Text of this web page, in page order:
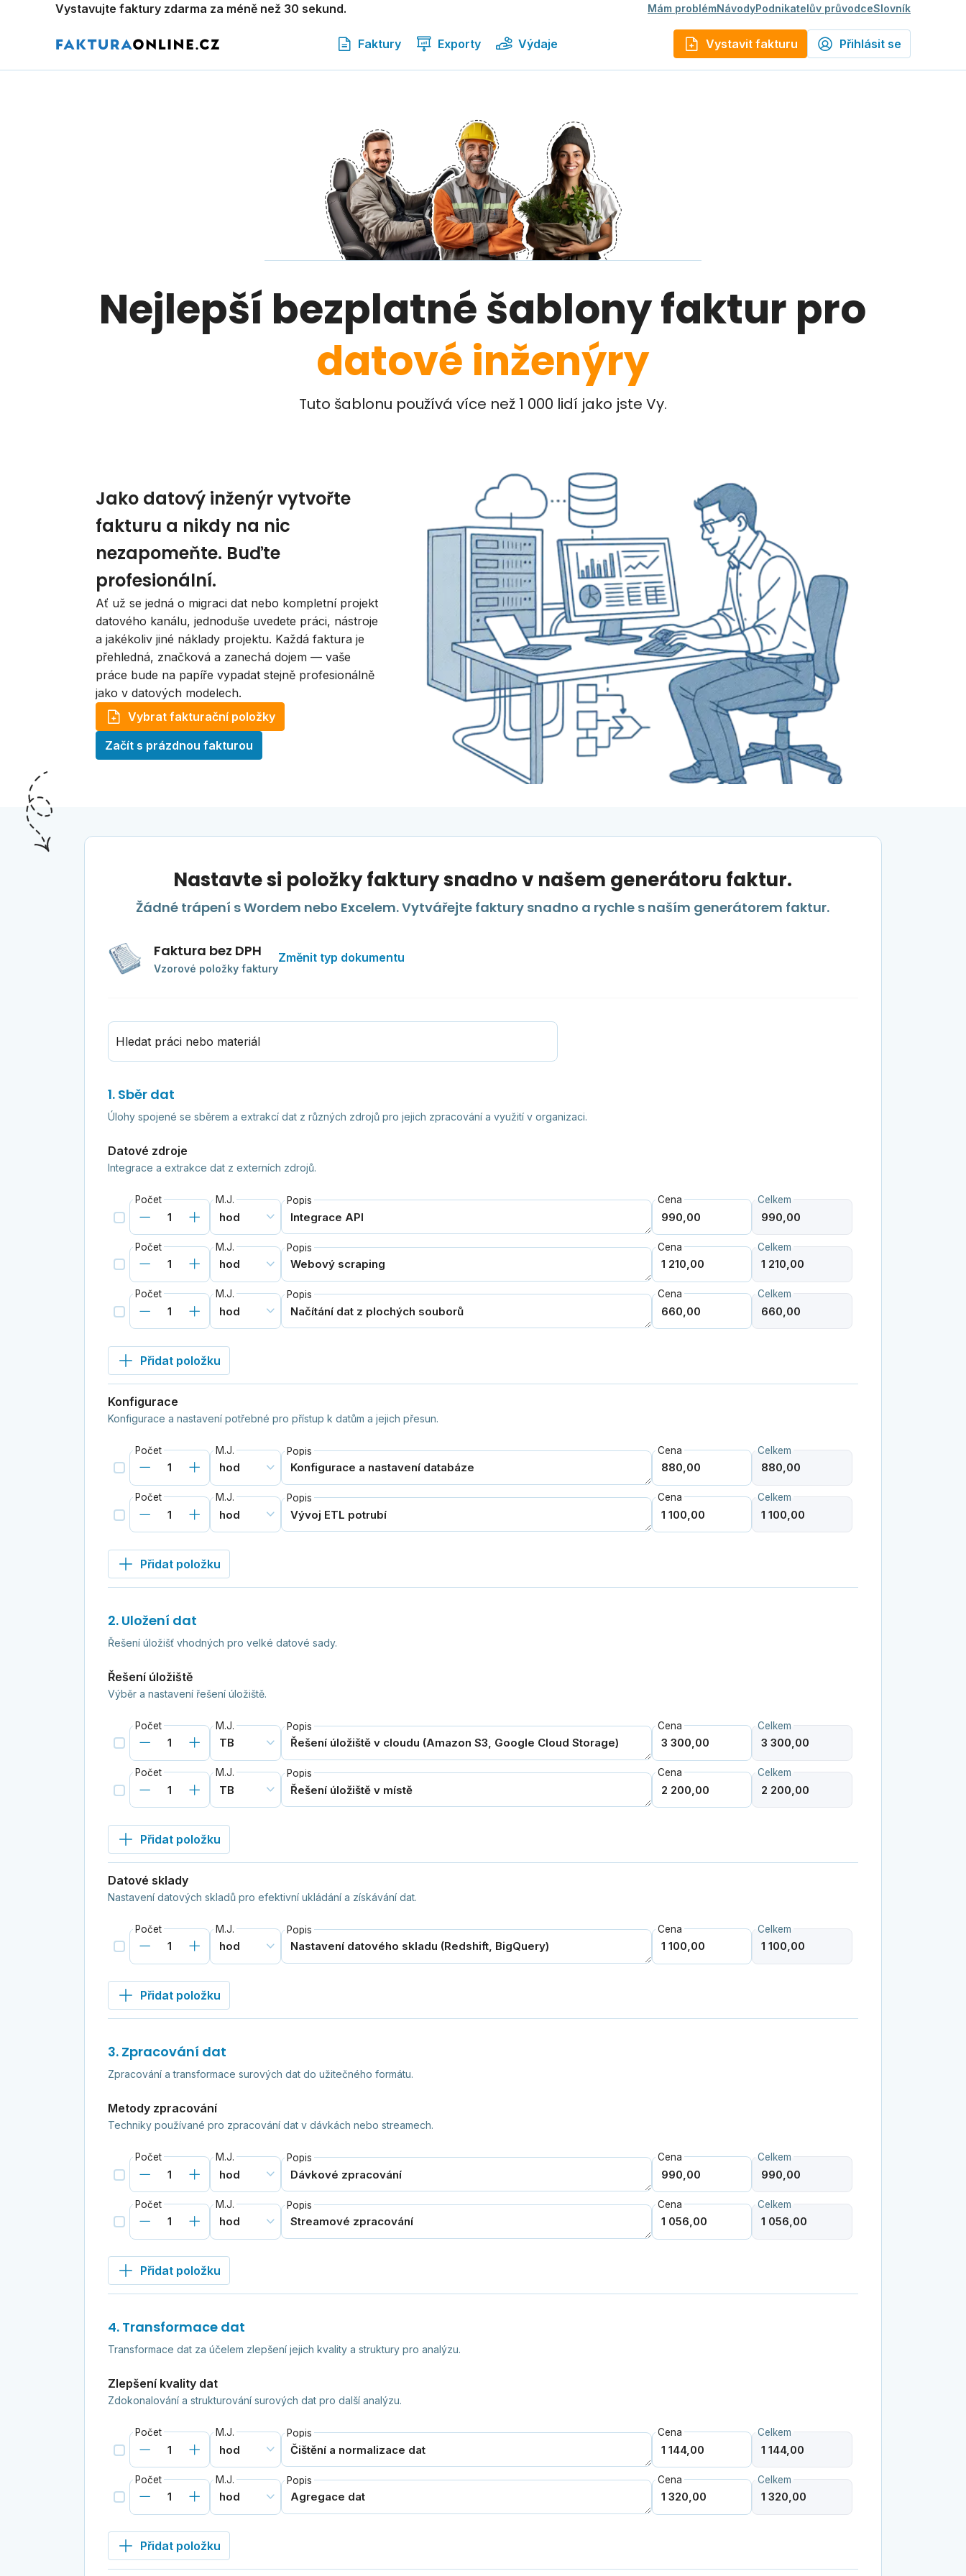
Vystavujte faktury zdarma za méně než 30 sekund. Mám problémNávodyPodnikatelův průvodceSlovník
Faktury Exporty Výdaje Vystavit fakturu Přihlásit se
Nejlepší bezplatné šablony faktur pro
datové inženýry
Tuto šablonu používá více než 1 000 lidí jako jste Vy.
Jako datový inženýr vytvořte
fakturu a nikdy na nic
nezapomeňte. Buďte
profesionální.
Ať už se jedná o migraci dat nebo kompletní projekt
datového kanálu, jednoduše uvedete práci, nástroje
a jakékoliv jiné náklady projektu. Každá faktura je
přehledná, značková a zanechá dojem — vaše
práce bude na papíře vypadat stejně profesionálně
jako v datových modelech.
Vybrat fakturační položky
Začít s prázdnou fakturou
Nastavte si položky faktury snadno v našem generátoru faktur.
Žádné trápení s Wordem nebo Excelem. Vytvářejte faktury snadno a rychle s naším generátorem faktur.
Faktura bez DPH
Vzorové položky faktury
Změnit typ dokumentu
Hledat práci nebo materiál
1. Sběr dat
Úlohy spojené se sběrem a extrakcí dat z různých zdrojů pro jejich zpracování a využití v organizaci.
Datové zdroje
Integrace a extrakce dat z externích zdrojů.
Počet M.J. Popis Cena Celkem
Počet M.J. Popis Cena Celkem
Počet M.J. Popis Cena Celkem
Přidat položku
Konfigurace
Konfigurace a nastavení potřebné pro přístup k datům a jejich přesun.
Počet M.J. Popis Cena Celkem
Počet M.J. Popis Cena Celkem
Přidat položku
2. Uložení dat
Řešení úložišť vhodných pro velké datové sady.
Řešení úložiště
Výběr a nastavení řešení úložiště.
Počet M.J. Popis Cena Celkem
Počet M.J. Popis Cena Celkem
Přidat položku
Datové sklady
Nastavení datových skladů pro efektivní ukládání a získávání dat.
Počet M.J. Popis Cena Celkem
Přidat položku
3. Zpracování dat
Zpracování a transformace surových dat do užitečného formátu.
Metody zpracování
Techniky používané pro zpracování dat v dávkách nebo streamech.
Počet M.J. Popis Cena Celkem
Počet M.J. Popis Cena Celkem
Přidat položku
4. Transformace dat
Transformace dat za účelem zlepšení jejich kvality a struktury pro analýzu.
Zlepšení kvality dat
Zdokonalování a strukturování surových dat pro další analýzu.
Počet M.J. Popis Cena Celkem
Počet M.J. Popis Cena Celkem
Přidat položku